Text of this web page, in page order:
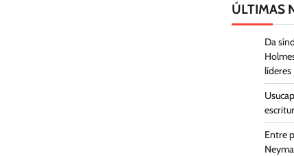
ÚLTIMAS
Da
líderes
Entre